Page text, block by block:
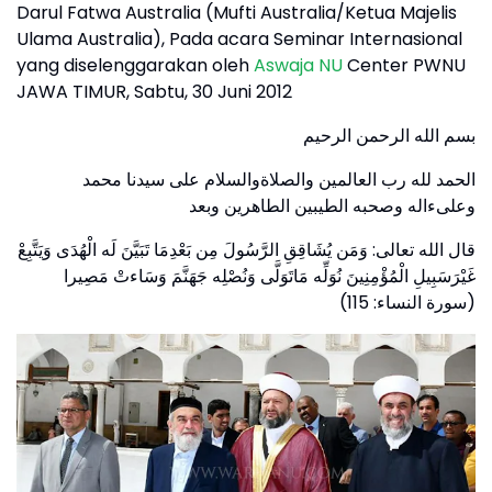
Darul Fatwa Australia (Mufti Australia/Ketua Majelis
Ulama Australia), Pada acara Seminar Internasional
yang diselenggarakan olehAswaja NUCenter PWNU
JAWA TIMUR, Sabtu, 30 Juni 2012
بسم الله الرحمن الرحيم
الحمد لله رب العالمين والصلاةوالسلام على سيدنا محمد
وعلىءاله وصحبه الطيبين الطاهرين وبعد
قال الله تعالى: وَمَن يُشَاقِقِ الرَّسُولَ مِن بَعْدِمَا تَبَيَّنَ لَه الْهُدَى وَيَتَّبِعْ
غَيْرَسَبِيلِ الْمُؤْمِنِينَ نُوَلِّه مَاتَوَلَّى وَنُصْلِه جَهَنَّمَ وَسَاءتْ مَصِيرا
(سورة النساء: 115)